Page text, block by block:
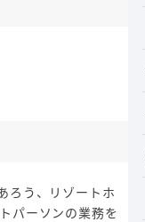
ろう、リゾートホ
パーソンの業務を